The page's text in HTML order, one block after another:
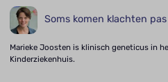
Soms komen klachten
Marieke Joosten is klinisch geneticus in
Kinderziekenhuis.